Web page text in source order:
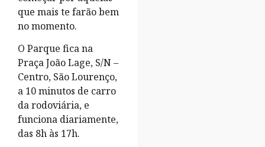
que mais te farão bem
no momento.
O Parque fica na
Praça João Lage, S/N –
Centro, São Lourenço,
a 10 minutos de carro
da rodoviária, e
funciona diariamente,
das 8h às 17h.